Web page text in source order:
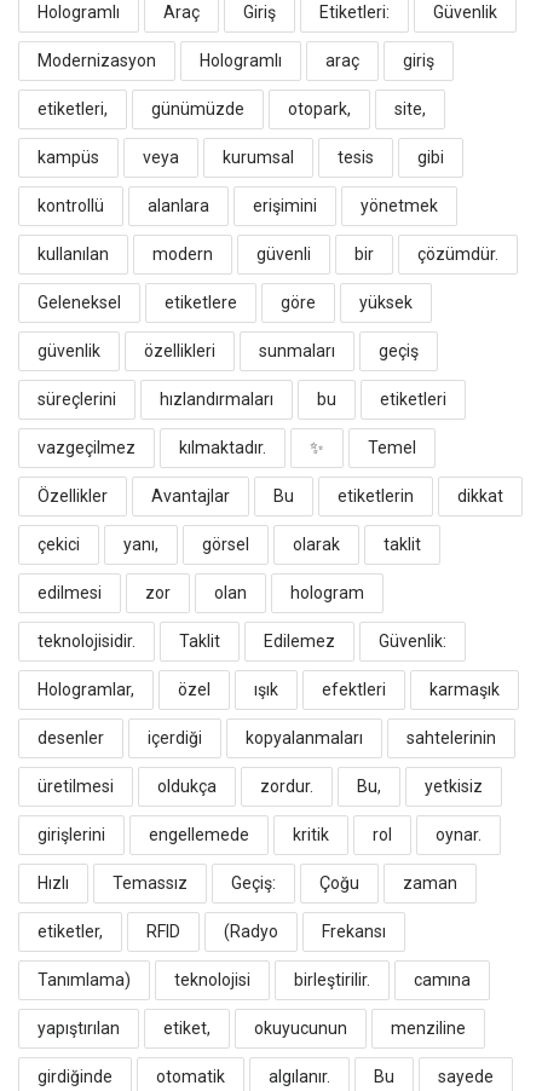
Hologramlı Araç Giriş Etiketleri: Güvenlik
Modernizasyon ​Hologramlı araç giriş
etiketleri, günümüzde otopark, site,
kampüs veya kurumsal tesis gibi
kontrollü alanlara erişimini yönetmek
kullanılan modern güvenli bir çözümdür.
Geleneksel etiketlere göre yüksek
güvenlik özellikleri sunmaları geçiş
süreçlerini hızlandırmaları bu etiketleri
vazgeçilmez kılmaktadır. ​✨ Temel
Özellikler Avantajlar ​Bu etiketlerin dikkat
çekici yanı, görsel olarak taklit
edilmesi zor olan hologram
teknolojisidir. ​Taklit Edilemez Güvenlik:
Hologramlar, özel ışık efektleri karmaşık
desenler içerdiği kopyalanmaları sahtelerinin
üretilmesi oldukça zordur. Bu, yetkisiz
girişlerini engellemede kritik rol oynar.
​Hızlı Temassız Geçiş: Çoğu zaman
etiketler, RFID (Radyo Frekansı
Tanımlama) teknolojisi birleştirilir. camına
yapıştırılan etiket, okuyucunun menziline
girdiğinde otomatik algılanır. Bu sayede